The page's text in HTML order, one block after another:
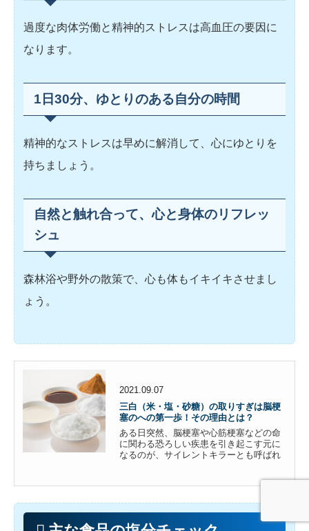
過度な肉体労働と精神的ストレスは高血圧の要因に
なります。
1日30分、ゆとりのある自分の時間
精神的なストレスは早めに解消して、心にゆとりを
持ちましょう。
自然と触れ合って、心と身体のリフレッ
シュ
森林浴や野外の散策で、心も体もイキイキさせまし
ょう。
2021.09.07
三白（米・塩・砂糖）の取りすぎは脳梗
塞のへの第一歩！その理由とは？
ある日突然、脳梗塞や心筋梗塞などの命
に関わる恐ろしい疾患を引き起こす元に
なるのが、サイレントキラーとも呼ばれ
ないこの病気は、その名の通り、偏った
食事や喫煙、過度の飲酒など好ましくな
のリスクが高まります。そこで...